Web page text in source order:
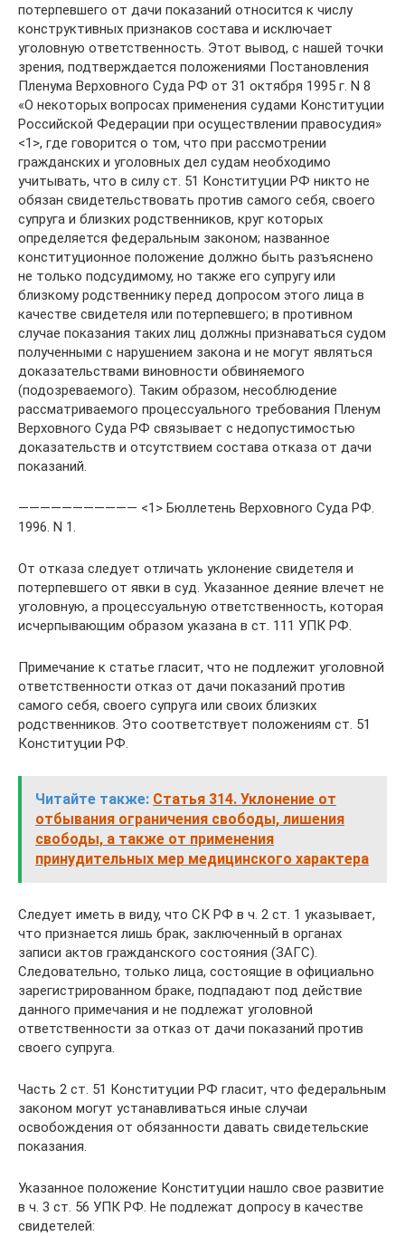
потерпевшего от дачи показаний относится к числу
конструктивных признаков состава и исключает
уголовную ответственность. Этот вывод, с нашей точки
зрения, подтверждается положениями Постановления
Пленума Верховного Суда РФ от 31 октября 1995 г. N 8
«О некоторых вопросах применения судами Конституции
Российской Федерации при осуществлении правосудия»
<1>, где говорится о том, что при рассмотрении
гражданских и уголовных дел судам необходимо
учитывать, что в силу ст. 51 Конституции РФ никто не
обязан свидетельствовать против самого себя, своего
супруга и близких родственников, круг которых
определяется федеральным законом; названное
конституционное положение должно быть разъяснено
не только подсудимому, но также его супругу или
близкому родственнику перед допросом этого лица в
качестве свидетеля или потерпевшего; в противном
случае показания таких лиц должны признаваться судом
полученными с нарушением закона и не могут являться
доказательствами виновности обвиняемого
(подозреваемого). Таким образом, несоблюдение
рассматриваемого процессуального требования Пленум
Верховного Суда РФ связывает с недопустимостью
доказательств и отсутствием состава отказа от дачи
показаний.
——————————— <1> Бюллетень Верховного Суда РФ.
1996. N 1.
От отказа следует отличать уклонение свидетеля и
потерпевшего от явки в суд. Указанное деяние влечет не
уголовную, а процессуальную ответственность, которая
исчерпывающим образом указана в ст. 111 УПК РФ.
Примечание к статье гласит, что не подлежит уголовной
ответственности отказ от дачи показаний против
самого себя, своего супруга или своих близких
родственников. Это соответствует положениям ст. 51
Конституции РФ.
Читайте также: Статья 314. Уклонение от
отбывания ограничения свободы, лишения
свободы, а также от применения
принудительных мер медицинского характера
Следует иметь в виду, что СК РФ в ч. 2 ст. 1 указывает,
что признается лишь брак, заключенный в органах
записи актов гражданского состояния (ЗАГС).
Следовательно, только лица, состоящие в официально
зарегистрированном браке, подпадают под действие
данного примечания и не подлежат уголовной
ответственности за отказ от дачи показаний против
своего супруга.
Часть 2 ст. 51 Конституции РФ гласит, что федеральным
законом могут устанавливаться иные случаи
освобождения от обязанности давать свидетельские
показания.
Указанное положение Конституции нашло свое развитие
в ч. 3 ст. 56 УПК РФ. Не подлежат допросу в качестве
свидетелей: